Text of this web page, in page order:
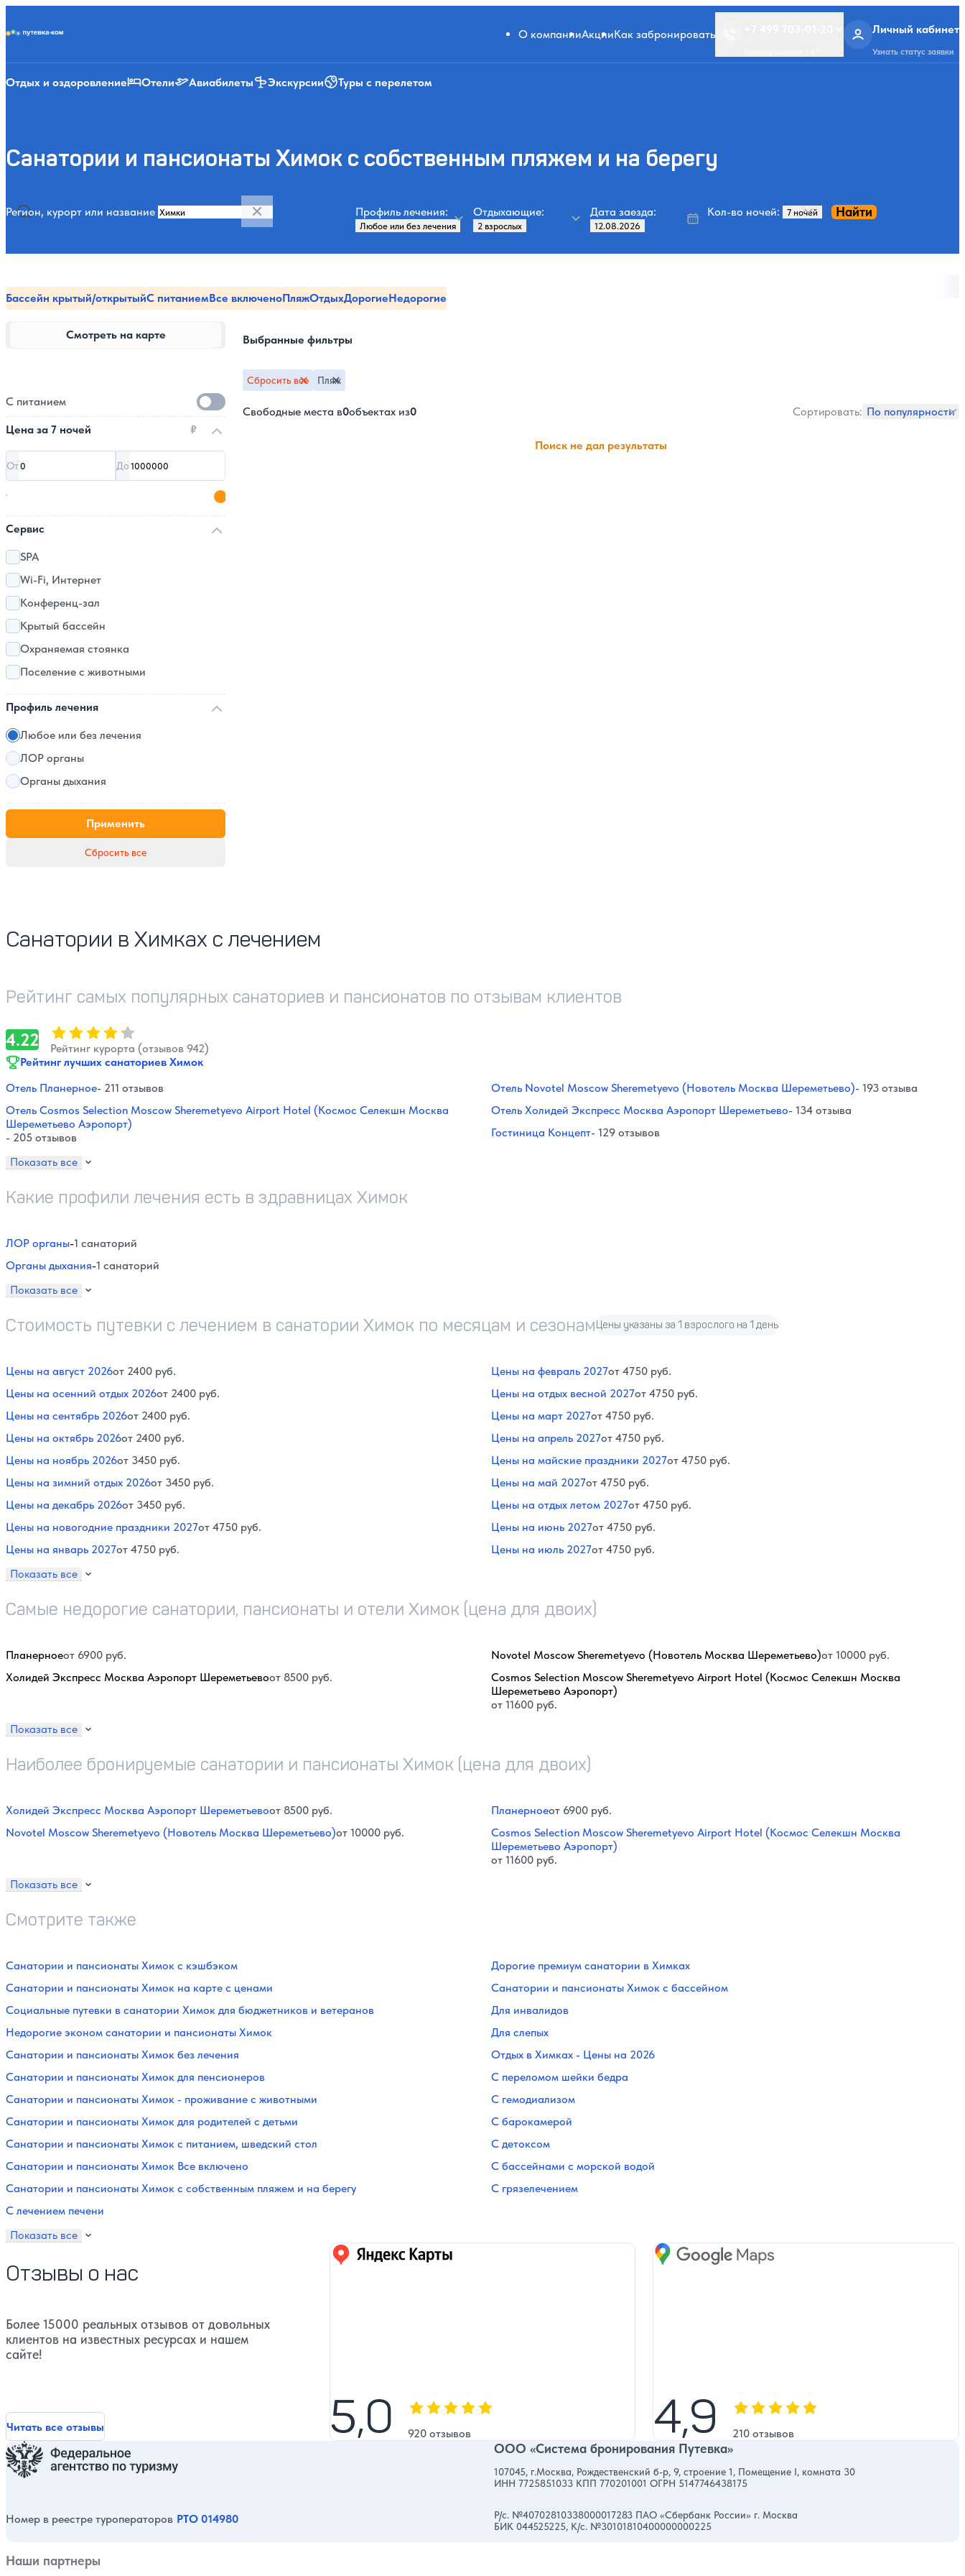
О компанииАкцииКак забронировать Личный кабинет
Узнать статус заявки
Отдых и оздоровление Отели Авиабилеты Экскурсии Туры с перелетом
Санатории и пансионаты Химок с собственным пляжем и на берегу
Регион, курорт или название Профиль лечения: Отдыхающие: Дата заезда: Кол-во ночей: Найти
Бассейн крытый/открытыйС питаниемВсе включеноПляжОтдыхДорогиеНедорогие
Сортировать: По популярности
Смотреть на карте Выбранные фильтры
Сбросить все Пляж
Свободные места в0объектах из0
С питанием
Цена за 7 ночей ₽
От До
Сервис
SPA
Wi-Fi, Интернет
Конференц-зал
Крытый бассейн
Охраняемая стоянка
Поселение с животными
Профиль лечения
Любое или без лечения
ЛОР органы
Органы дыхания
Применить
Сбросить все
Поиск не дал результаты
Санатории в Химках с лечением
Рейтинг самых популярных санаториев и пансионатов по отзывам клиентов
4.22 Оценка, количество звезд:
Рейтинг курорта (отзывов 942)
Рейтинг лучших санаториев Химок
Отель Планерное- 211 отзывов
Отель Cosmos Selection Moscow Sheremetyevo Airport Hotel (Космос Селекшн Москва
Шереметьево Аэропорт)
- 205 отзывов
Отель Novotel Moscow Sheremetyevo (Новотель Москва Шереметьево)- 193 отзыва
Отель Холидей Экспресс Москва Аэропорт Шереметьево- 134 отзыва
Гостиница Концепт- 129 отзывов
Показать все
Какие профили лечения есть в здравницах Химок
ЛОР органы-1 санаторий
Органы дыхания-1 санаторий
Показать все
Стоимость путевки с лечением в санатории Химок по месяцам и сезонам Цены указаны за 1 взрослого на 1 день
Цены на август 2026от 2400 руб.
Цены на осенний отдых 2026от 2400 руб.
Цены на сентябрь 2026от 2400 руб.
Цены на октябрь 2026от 2400 руб.
Цены на ноябрь 2026от 3450 руб.
Цены на зимний отдых 2026от 3450 руб.
Цены на декабрь 2026от 3450 руб.
Цены на новогодние праздники 2027от 4750 руб.
Цены на январь 2027от 4750 руб.
Цены на февраль 2027от 4750 руб.
Цены на отдых весной 2027от 4750 руб.
Цены на март 2027от 4750 руб.
Цены на апрель 2027от 4750 руб.
Цены на майские праздники 2027от 4750 руб.
Цены на май 2027от 4750 руб.
Цены на отдых летом 2027от 4750 руб.
Цены на июнь 2027от 4750 руб.
Цены на июль 2027от 4750 руб.
Показать все
Самые недорогие санатории, пансионаты и отели Химок (цена для двоих)
Планерноеот 6900 руб.
Холидей Экспресс Москва Аэропорт Шереметьевоот 8500 руб.
Novotel Moscow Sheremetyevo (Новотель Москва Шереметьево)от 10000 руб.
Cosmos Selection Moscow Sheremetyevo Airport Hotel (Космос Селекшн Москва
Шереметьево Аэропорт)
от 11600 руб.
Показать все
Наиболее бронируемые санатории и пансионаты Химок (цена для двоих)
Холидей Экспресс Москва Аэропорт Шереметьевоот 8500 руб.
Novotel Moscow Sheremetyevo (Новотель Москва Шереметьево)от 10000 руб.
Планерноеот 6900 руб.
Cosmos Selection Moscow Sheremetyevo Airport Hotel (Космос Селекшн Москва
Шереметьево Аэропорт)
от 11600 руб.
Показать все
Смотрите также
Санатории и пансионаты Химок с кэшбэком
Санатории и пансионаты Химок на карте с ценами
Социальные путевки в санатории Химок для бюджетников и ветеранов
Недорогие эконом санатории и пансионаты Химок
Санатории и пансионаты Химок без лечения
Санатории и пансионаты Химок для пенсионеров
Санатории и пансионаты Химок - проживание с животными
Санатории и пансионаты Химок для родителей с детьми
Санатории и пансионаты Химок с питанием, шведский стол
Санатории и пансионаты Химок Все включено
Санатории и пансионаты Химок с собственным пляжем и на берегу
С лечением печени
Дорогие премиум санатории в Химках
Санатории и пансионаты Химок с бассейном
Для инвалидов
Для слепых
Отдых в Химках - Цены на 2026
С переломом шейки бедра
С гемодиализом
С барокамерой
С детоксом
С бассейнами с морской водой
С грязелечением
Показать все
Отзывы о нас
Более 15000 реальных отзывов от довольных
клиентов на известных ресурсах и нашем
сайте!
Читать все отзывы
Яндекс карты
5,0 Оценка, количество звезд:
920 отзывов
Google Maps
4,9 Оценка, количество звезд:
210 отзывов
Номер в реестре туроператоров РТО 014980
ООО «Система бронирования Путевка»
107045, г.Москва, Рождественский б-р, 9, строение 1, Помещение I, комната 30
ИНН 7725851033 КПП 770201001 ОГРН 5147746438175
Р/с. №40702810338000017283 ПАО «Сбербанк России» г. Москва
БИК 044525225, К/с. №30101810400000000225
Наши партнеры